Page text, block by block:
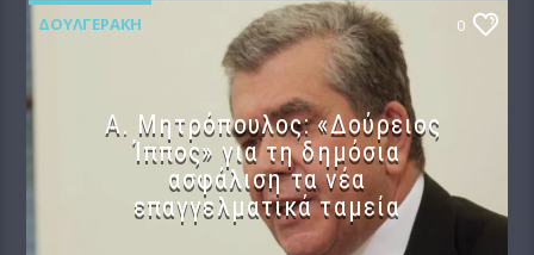
ΔΟΥΛΓΕΡΆΚΗ 0
Α. Μητρόπουλος: «Δούρειος
Ίππος» για τη δημόσια
ασφάλιση τα νέα
επαγγελματικά ταμεία